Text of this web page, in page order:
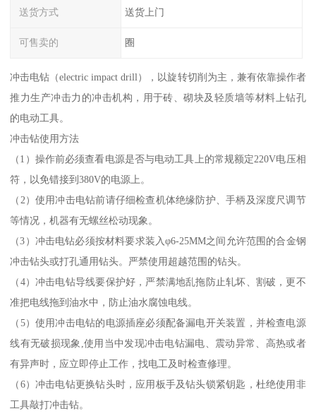
送货方式 送货上门
可售卖的 圈
冲击电钻（electric impact drill），以旋转切削为主，兼有依靠操作者
推力生产冲击力的冲击机构，用于砖、砌块及轻质墙等材料上钻孔
的电动工具。
冲击钻使用方法
（1）操作前必须查看电源是否与电动工具上的常规额定220V电压相
符，以免错接到380V的电源上。
（2）使用冲击电钻前请仔细检查机体绝缘防护、手柄及深度尺调节
等情况，机器有无螺丝松动现象。
（3）冲击电钻必须按材料要求装入φ6-25MM之间允许范围的合金钢
冲击钻头或打孔通用钻头。严禁使用超越范围的钻头。
（4）冲击电钻导线要保护好，严禁满地乱拖防止轧坏、割破，更不
准把电线拖到油水中，防止油水腐蚀电线。
（5）使用冲击电钻的电源插座必须配备漏电开关装置，并检查电源
线有无破损现象,使用当中发现冲击电钻漏电、震动异常、高热或者
有异声时，应立即停止工作，找电工及时检查修理。
（6）冲击电钻更换钻头时，应用板手及钻头锁紧钥匙，杜绝使用非
工具敲打冲击钻。